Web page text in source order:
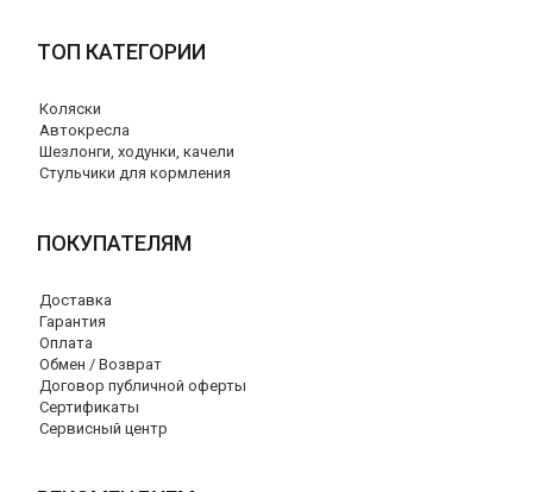
ТОП КАТЕГОРИИ
Коляски
Автокресла
Шезлонги, ходунки, качели
Стульчики для кормления
ПОКУПАТЕЛЯМ
Доставка
Гарантия
Оплата
Обмен / Возврат
Договор публичной оферты
Сертификаты
Сервисный центр